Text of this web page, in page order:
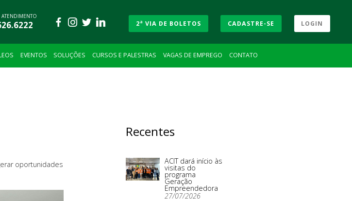
ATENDIMENTO
2ª VIA DE BOLETOS CADASTRE-SE LOGIN
EVENTOS SOLUÇÕES CURSOS E PALESTRAS VAGAS DE EMPREGO CONTATO
oportunidades
Recentes
ACIT dará início às
visitas do
programa
Geração
Empreendedora
27/07/2026